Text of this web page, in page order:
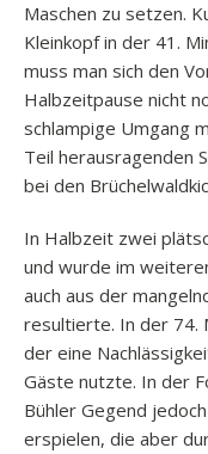
Maschen zu setzen.
Kleinkopf in der 41.
muss man sich den
Halbzeitpause nicht
schlampige Umgang
Teil herausragenden
bei den
In Halbzeit zwei
und wurde im
auch aus der
resultierte. In der 74.
der eine
Gäste nutzte. In der
Bühler Gegend
erspielen, die aber